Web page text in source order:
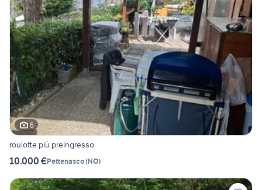
6
roulotte più preingresso
10.000 €Pettenasco(NO)